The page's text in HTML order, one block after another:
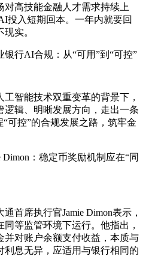
对高技能金融人才需求持续上
投入短期回本。一年内就要回
实。
行AI合规：从“可用”到“可控”
智能技术双重变革的背景下，
逻辑、明晰发展方向，走出一条
“可控”的合规发展之路，筑牢金
Dimon：稳定币奖励机制应在“同
首席执行官Jamie Dimon表示，
等监管环境下运行。他指出，
并对账户余额支付收益，本质与
利息无异，应适用与银行相同的